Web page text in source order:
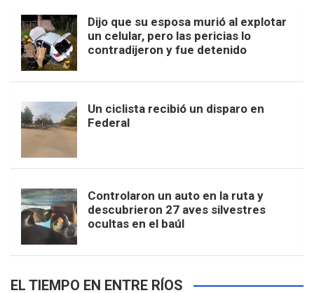
Dijo que su esposa murió al explotar
un celular, pero las pericias lo
contradijeron y fue detenido
Un ciclista recibió un disparo en
Federal
Controlaron un auto en la ruta y
descubrieron 27 aves silvestres
ocultas en el baúl
EL TIEMPO EN ENTRE RÍOS